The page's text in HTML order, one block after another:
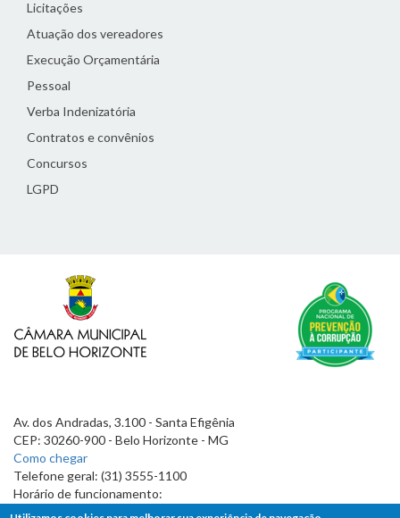
Licitações
Atuação dos vereadores
Execução Orçamentária
Pessoal
Verba Indenizatória
Contratos e convênios
Concursos
LGPD
Av. dos Andradas, 3.100 - Santa Efigênia
CEP: 30260-900 - Belo Horizonte - MG
Como chegar
Telefone geral: (31) 3555-1100
Horário de funcionamento:
7h às 19h